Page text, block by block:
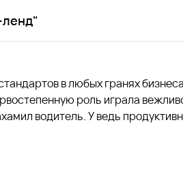
ленд"
в любых гранях
роль играла
водитель. У ведь